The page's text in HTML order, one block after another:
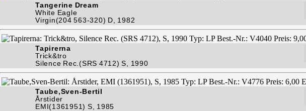
Tangerine Dream
White Eagle
Virgin(204 563-320) D, 1982
Tapirerna
Trick&tro
Silence Rec.(SRS 4712) S, 1990
Taube,Sven-Bertil
Årstider
EMI(1361951) S, 1985